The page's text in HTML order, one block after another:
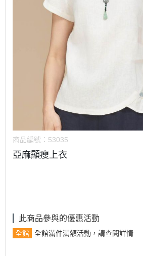
商品編號： 53035
亞麻顯瘦上衣
此商品參與的優惠活動
全館 全館滿件滿額活動，請查閱詳情